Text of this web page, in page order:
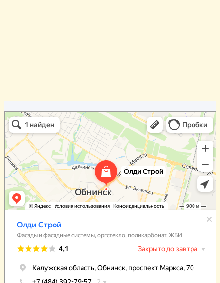
Олди Строй
Фасады и фасадные системы в Обнинске
Оргстекло, поликарбонат в Обнинске